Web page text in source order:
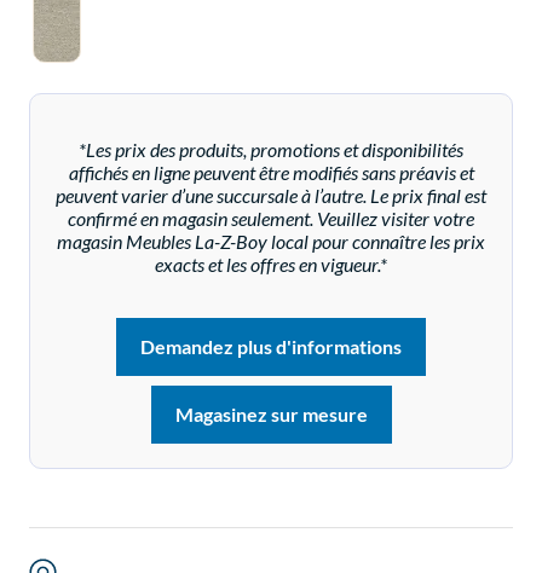
*Les prix des produits, promotions et disponibilités
affichés en ligne peuvent être modifiés sans préavis et
peuvent varier d’une succursale à l’autre. Le prix final est
confirmé en magasin seulement. Veuillez visiter votre
magasin Meubles La-Z-Boy local pour connaître les prix
exacts et les offres en vigueur.*
Demandez plus d'informations
Magasinez sur mesure